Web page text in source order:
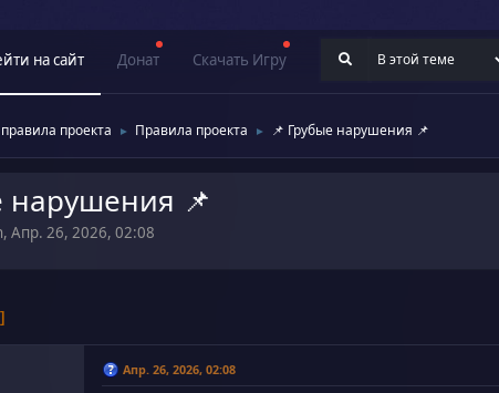
на сайт Донат Скачать Игру
проекта ► Правила проекта ► 📌 Грубые нарушения 📌
нарушения 📌
Апр. 26, 2026, 02:08
Апр. 26, 2026, 02:08